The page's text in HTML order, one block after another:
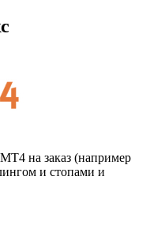
на заказ (например
и стопами и